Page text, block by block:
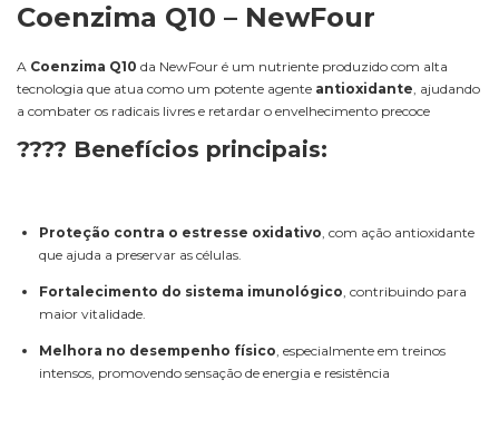
Coenzima Q10 – NewFour
A Coenzima Q10 da NewFour é um nutriente produzido com alta
tecnologia que atua como um potente agente antioxidante , ajudando
a combater os radicais livres e retardar o envelhecimento precoce
???? Benefícios principais:
Proteção contra o estresse oxidativo , com ação antioxidante
que ajuda a preservar as células.
Fortalecimento do sistema imunológico , contribuindo para
maior vitalidade.
Melhora no desempenho físico , especialmente em treinos
intensos, promovendo sensação de energia e resistência